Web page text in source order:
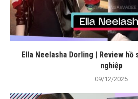
Ella Neelasha Dorling | Review hồ
nghiệp
09/12/2025